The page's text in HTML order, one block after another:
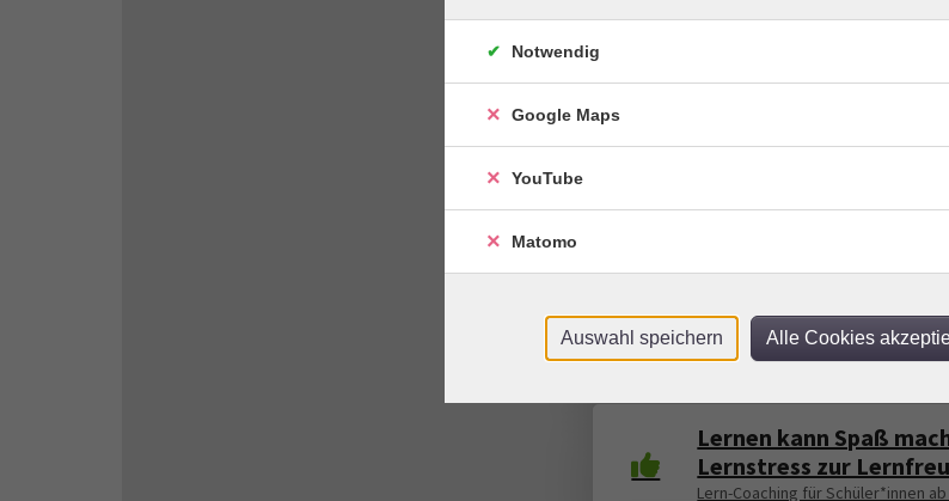
machen?
Herbstferienkurs für
Für Schüler*innen in den Ferien (11
Fit in Englisch
Herbstferienkurs für Schüler*innen
Lernen kann Spaß
Lernstress zur
Lern-Coaching für Schüler*innen
Notwendig
Google Maps
YouTube
Matomo
Auswahl speichern Alle Cookies